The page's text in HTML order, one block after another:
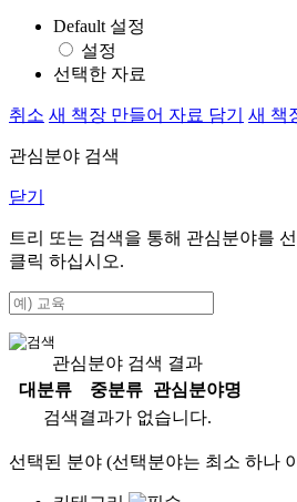
Default 설정
설정
선택한 자료
취소 새 책장 만들어 자료 담기 새 책
관심분야 검색
닫기
트리 또는 검색을 통해 관심분야를
클릭 하십시오.
관심분야 검색 결과
대분류
중분류
관심분야명
검색결과가 없습니다.
선택된 분야 (선택분야는 최소 하나